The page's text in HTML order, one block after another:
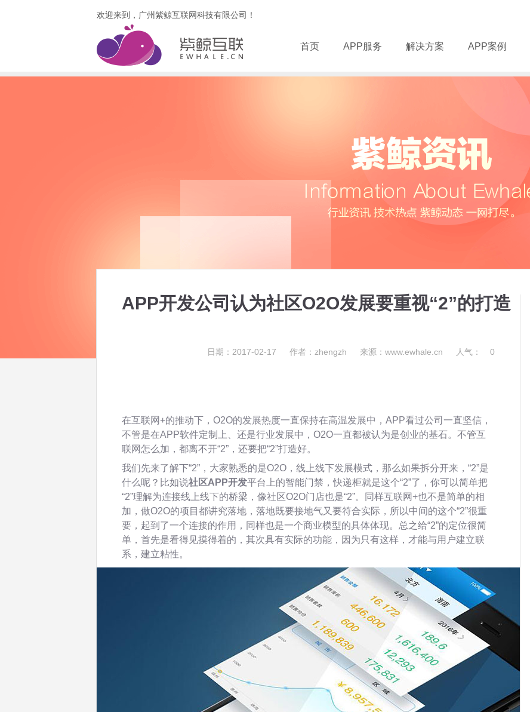
欢迎来到，广州紫鲸互联网科技有限公司！
首页 APP服务 解决方案 APP案例
APP开发公司认为社区O2O发展要重视“2”的打造
日期：2017-02-17 作者：zhengzh 来源：www.ewhale.cn 人气： 0
在互联网+的推动下，O2O的发展热度一直保持在高温发展中，APP看过公司一直坚信，
不管是在APP软件定制上、还是行业发展中，O2O一直都被认为是创业的基石。不管互
联网怎么加，都离不开“2”，还要把“2”打造好。
我们先来了解下“2”，大家熟悉的是O2O，线上线下发展模式，那么如果拆分开来，“2”是
什么呢？比如说社区APP开发平台上的智能门禁，快递柜就是这个“2”了，你可以简单把
“2”理解为连接线上线下的桥梁，像社区O2O门店也是“2”。同样互联网+也不是简单的相
加，做O2O的项目都讲究落地，落地既要接地气又要符合实际，所以中间的这个“2”很重
要，起到了一个连接的作用，同样也是一个商业模型的具体体现。总之给“2”的定位很简
单，首先是看得见摸得着的，其次具有实际的功能，因为只有这样，才能与用户建立联
系，建立粘性。